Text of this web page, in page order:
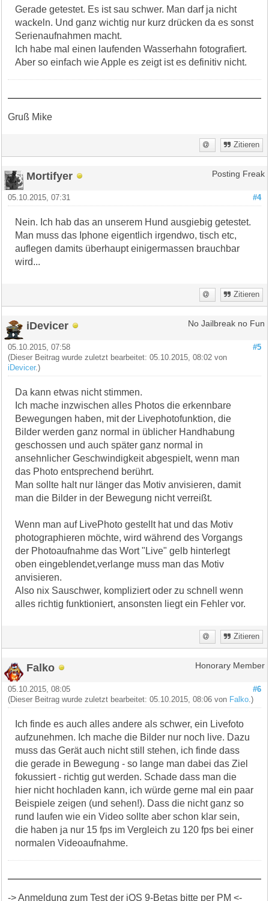
Gerade getestet. Es ist sau schwer. Man darf ja nicht
wackeln. Und ganz wichtig nur kurz drücken da es sonst
Serienaufnahmen macht.
Ich habe mal einen laufenden Wasserhahn fotografiert.
Aber so einfach wie Apple es zeigt ist es definitiv nicht.
Gruß Mike
Zitieren
Mortifyer Posting Freak
#4
05.10.2015, 07:31
Nein. Ich hab das an unserem Hund ausgiebig getestet.
Man muss das Iphone eigentlich irgendwo, tisch etc,
auflegen damits überhaupt einigermassen brauchbar
wird...
Zitieren
iDevicer No Jailbreak no Fun
#5
05.10.2015, 07:58
(Dieser Beitrag wurde zuletzt bearbeitet: 05.10.2015, 08:02 von
iDevicer.)
Da kann etwas nicht stimmen.
Ich mache inzwischen alles Photos die erkennbare
Bewegungen haben, mit der Livephotofunktion, die
Bilder werden ganz normal in üblicher Handhabung
geschossen und auch später ganz normal in
ansehnlicher Geschwindigkeit abgespielt, wenn man
das Photo entsprechend berührt.
Man sollte halt nur länger das Motiv anvisieren, damit
man die Bilder in der Bewegung nicht verreißt.
Wenn man auf LivePhoto gestellt hat und das Motiv
photographieren möchte, wird während des Vorgangs
der Photoaufnahme das Wort "Live" gelb hinterlegt
oben eingeblendet,verlange muss man das Motiv
anvisieren.
Also nix Sauschwer, kompliziert oder zu schnell wenn
alles richtig funktioniert, ansonsten liegt ein Fehler vor.
Zitieren
Falko Honorary Member
#6
05.10.2015, 08:05
(Dieser Beitrag wurde zuletzt bearbeitet: 05.10.2015, 08:06 von Falko .)
Ich finde es auch alles andere als schwer, ein Livefoto
aufzunehmen. Ich mache die Bilder nur noch live. Dazu
muss das Gerät auch nicht still stehen, ich finde dass
die gerade in Bewegung - so lange man dabei das Ziel
fokussiert - richtig gut werden. Schade dass man die
hier nicht hochladen kann, ich würde gerne mal ein paar
Beispiele zeigen (und sehen!). Dass die nicht ganz so
rund laufen wie ein Video sollte aber schon klar sein,
die haben ja nur 15 fps im Vergleich zu 120 fps bei einer
normalen Videoaufnahme.
-> Anmeldung zum Test der iOS 9-Betas bitte per PM <-